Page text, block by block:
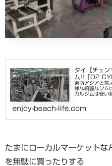
タイ【チェン
ム!!「O2
東南アジアと言
様な綺麗なジム
カルジムは安い
enjoy-beach-life.com
たまにローカルマーケットな
を無駄に買ったりする